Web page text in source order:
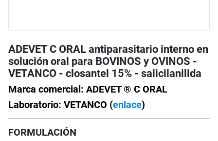
ADEVET C ORAL antiparasitario interno en
solución oral para BOVINOS y OVINOS -
VETANCO - closantel 15% - salicilanilida
Marca comercial: ADEVET ® C ORAL
Laboratorio: VETANCO (enlace)
FORMULACIÓN